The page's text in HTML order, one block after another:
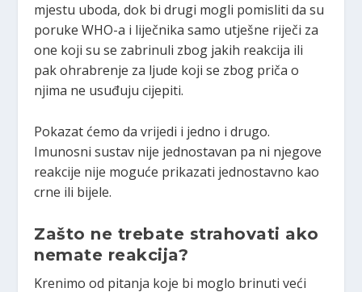
mjestu uboda, dok bi drugi mogli pomisliti da su
poruke WHO-a i liječnika samo utješne riječi za
one koji su se zabrinuli zbog jakih reakcija ili
pak ohrabrenje za ljude koji se zbog priča o
njima ne usuđuju cijepiti.
Pokazat ćemo da vrijedi i jedno i drugo.
Imunosni sustav nije jednostavan pa ni njegove
reakcije nije moguće prikazati jednostavno kao
crne ili bijele.
Zašto ne trebate strahovati ako
nemate reakcija?
Krenimo od pitanja koje bi moglo brinuti veći